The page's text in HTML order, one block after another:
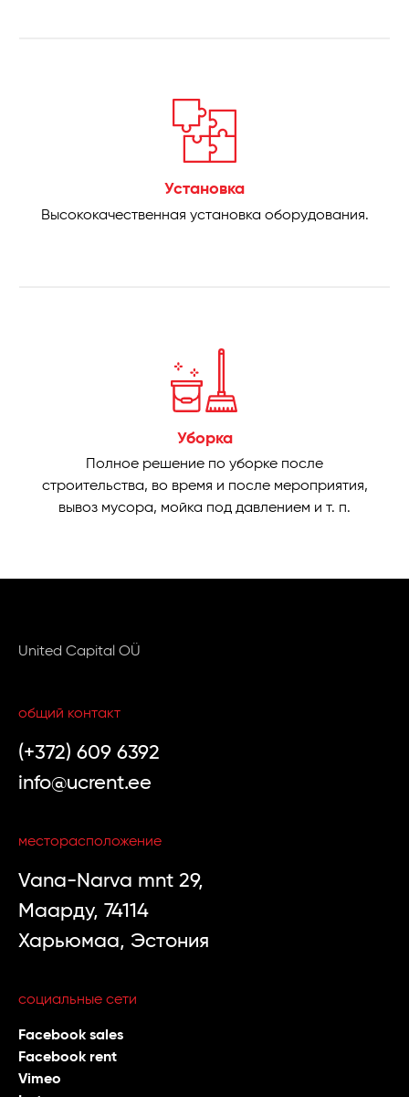
Установка
Высококачественная установка оборудования.
Уборка
Полное решение по уборке после
строительства, во время и после мероприятия,
вывоз мусора, мойка под давлением и т. п.
United Capital OÜ
общий контакт
(+372) 609 6392
info@ucrent.ee
месторасположение
Vana-Narva mnt 29,
Маарду, 74114
Харьюмаа, Эстония
социальные сети
Facebook sales
Facebook rent
Vimeo